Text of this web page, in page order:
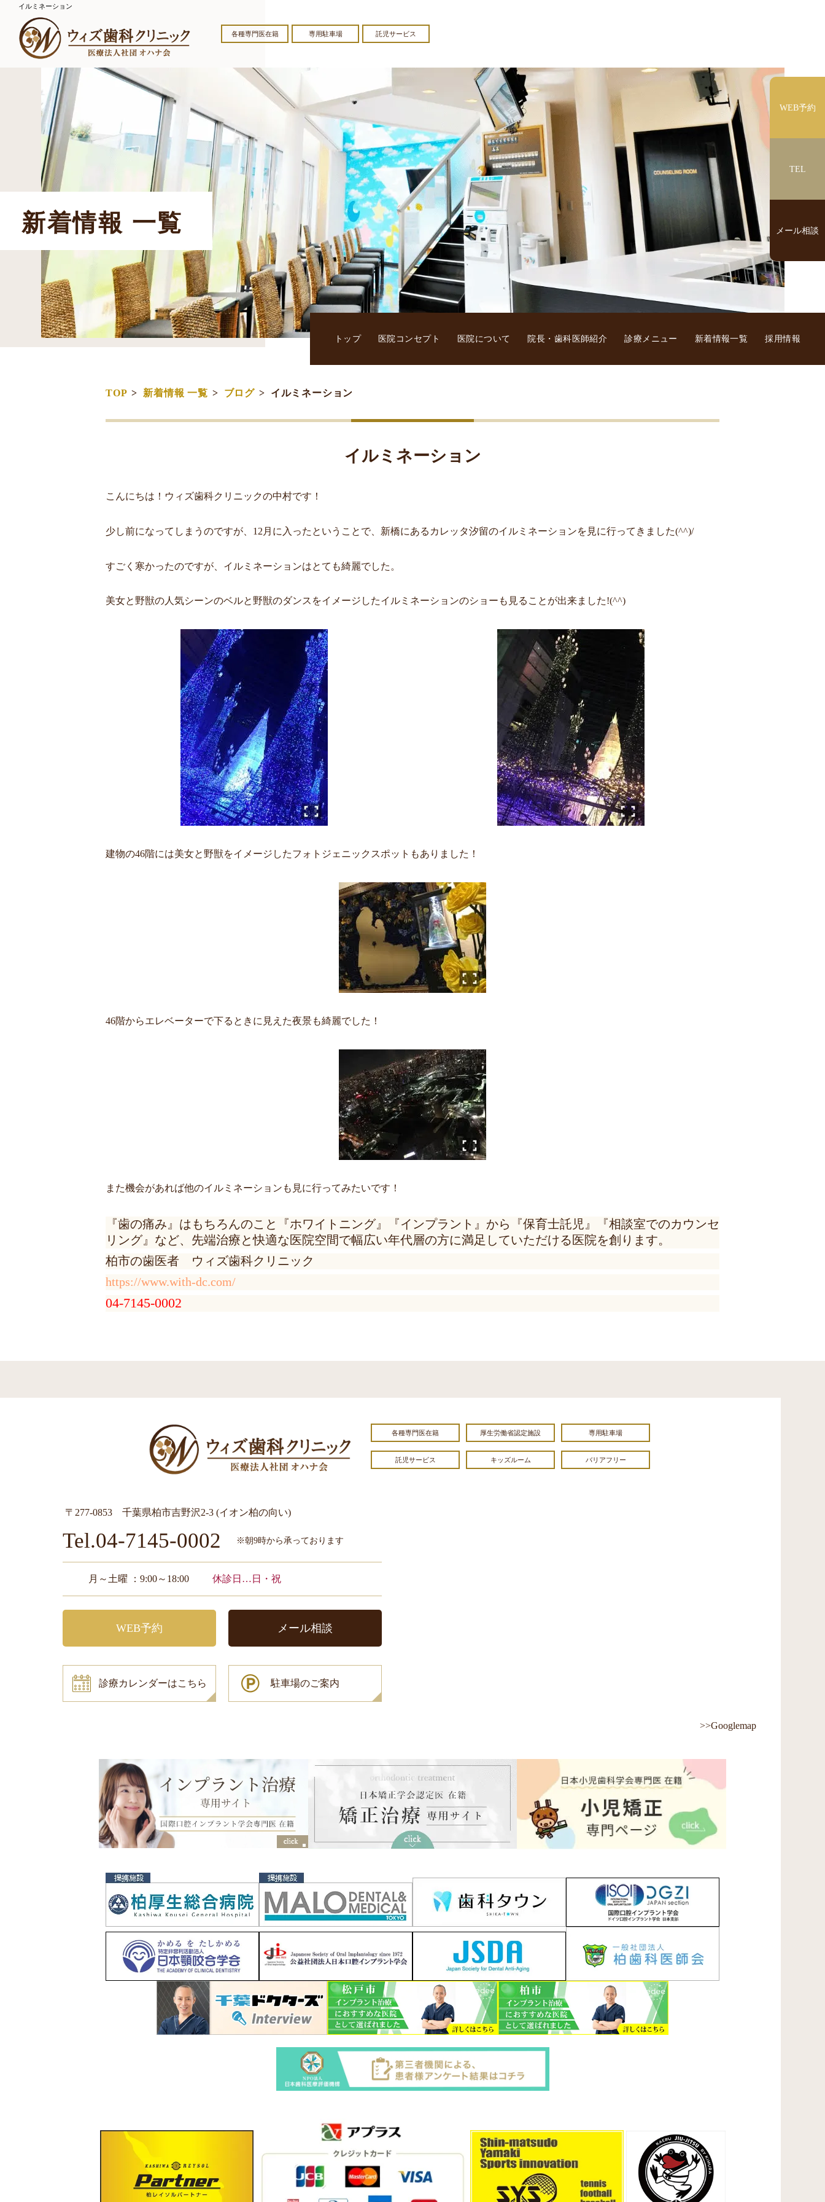
イルミネーション
各種専門医在籍 専用駐車場 託児サービス
トップ 医院コンセプト 医院について 院長・歯科医師紹介 診療メニュー 新着情報一覧 採用情報
新着情報 一覧
TOP 新着情報 一覧 ブログ イルミネーション
イルミネーション
こんにちは！ウィズ歯科クリニックの中村です！
少し前になってしまうのですが、12月に入ったということで、新橋にあるカレッタ汐留のイルミネーションを見に行ってきました(^^)/
すごく寒かったのですが、イルミネーションはとても綺麗でした。
美女と野獣の人気シーンのベルと野獣のダンスをイメージしたイルミネーションのショーも見ることが出来ました!(^^)
建物の46階には美女と野獣をイメージしたフォトジェニックスポットもありました！
46階からエレベーターで下るときに見えた夜景も綺麗でした！
また機会があれば他のイルミネーションも見に行ってみたいです！
『歯の痛み』はもちろんのこと『ホワイトニング』『インプラント』から『保育士託児』『相談室でのカウンセ
リング』など、先端治療と快適な医院空間で幅広い年代層の方に満足していただける医院を創ります。
柏市の歯医者 ウィズ歯科クリニック
https://www.with-dc.com/
04-7145-0002
各種専門医在籍 厚生労働省認定施設 専用駐車場
託児サービス キッズルーム バリアフリー
〒277-0853 千葉県柏市吉野沢2-3 (イオン柏の向い)
Tel.04-7145-0002 ※朝9時から承っております
月～土曜 ：9:00～18:00 休診日…日・祝
WEB予約 メール相談
診療カレンダーはこちら 駐車場のご案内
>>Googlemap
WEB予約
TEL
メール相談